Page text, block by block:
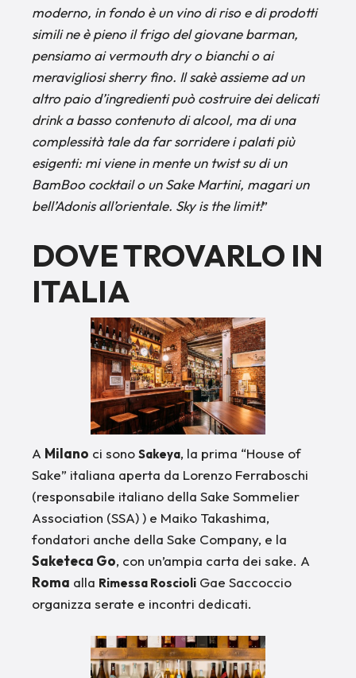
moderno, in fondo è un vino di riso e di prodotti
simili ne è pieno il frigo del giovane barman,
pensiamo ai vermouth dry o bianchi o ai
meravigliosi sherry fino. Il sakè assieme ad un
altro paio d’ingredienti può costruire dei delicati
drink a basso contenuto di alcool, ma di una
complessità tale da far sorridere i palati più
esigenti: mi viene in mente un twist su di un
BamBoo cocktail o un Sake Martini, magari un
bell’Adonis all’orientale. Sky is the limit!”
DOVE TROVARLO IN
ITALIA
A Milano ci sono Sakeya, la prima “House of
Sake” italiana aperta da Lorenzo Ferraboschi
(responsabile italiano della Sake Sommelier
Association (SSA) ) e Maiko Takashima,
fondatori anche della Sake Company, e la
Saketeca Go, con un’ampia carta dei sake. A
Roma alla Rimessa Roscioli Gae Saccoccio
organizza serate e incontri dedicati.